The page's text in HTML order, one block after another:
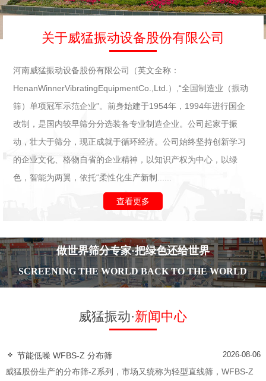
关于威猛振动设备股份有限公司
河南威猛振动设备股份有限公司（英文全称：
HenanWinnerVibratingEquipmentCo.,Ltd.）,“全国制造业（振动
筛）单项冠军示范企业”。前身始建于1954年，1994年进行国企
改制，是国内较早筛分分选装备专业制造企业。公司起家于振
动，壮大于筛分，现正成就于循环经济。公司始终坚持创新学习
的企业文化、格物自省的企业精神，以知识产权为中心，以绿
色，智能为两翼，依托“柔性化生产新制......
查看更多
做世界筛分专家·把绿色还给世界
SCREENING THE WORLD BACK TO THE WORLD
威猛振动·新闻中心
节能低噪 WFBS-Z 分布筛 2026-08-06
威猛股份生产的分布筛-Z系列，市场又统称为轻型直线筛，WFBS-Z